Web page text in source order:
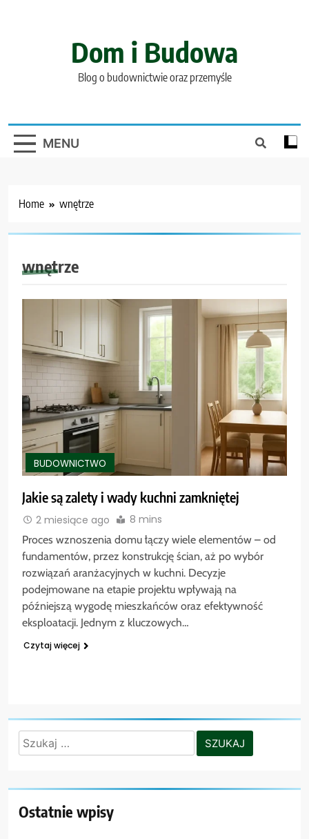
Dom i Budowa
Blog o budownictwie oraz przemyśle
MENU
Home wnętrze
wnętrze
BUDOWNICTWO
Jakie są zalety i wady kuchni zamkniętej
2 miesiące ago 8 mins
Proces wznoszenia domu łączy wiele elementów – od
fundamentów, przez konstrukcję ścian, aż po wybór
rozwiązań aranżacyjnych w kuchni. Decyzje
podejmowane na etapie projektu wpływają na
późniejszą wygodę mieszkańców oraz efektywność
eksploatacji. Jednym z kluczowych…
Czytaj więcej
Szukaj:
Ostatnie wpisy